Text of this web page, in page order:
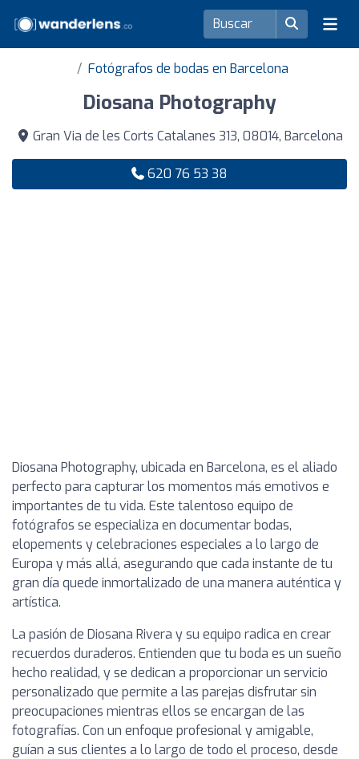
Fotógrafos de bodas en Barcelona
Diosana Photography
Gran Via de les Corts Catalanes 313, 08014, Barcelona
620 76 53 38
Diosana Photography, ubicada en Barcelona, es el aliado
perfecto para capturar los momentos más emotivos e
importantes de tu vida. Este talentoso equipo de
fotógrafos se especializa en documentar bodas,
elopements y celebraciones especiales a lo largo de
Europa y más allá, asegurando que cada instante de tu
gran día quede inmortalizado de una manera auténtica y
artística.
La pasión de Diosana Rivera y su equipo radica en crear
recuerdos duraderos. Entienden que tu boda es un sueño
hecho realidad, y se dedican a proporcionar un servicio
personalizado que permite a las parejas disfrutar sin
preocupaciones mientras ellos se encargan de las
fotografías. Con un enfoque profesional y amigable,
guían a sus clientes a lo largo de todo el proceso, desde